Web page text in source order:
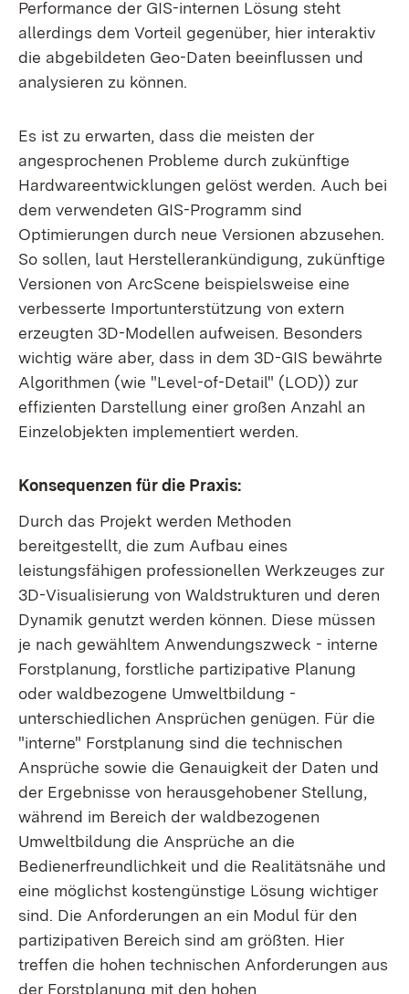
Performance der GIS-internen Lösung steht
allerdings dem Vorteil gegenüber, hier interaktiv
die abgebildeten Geo-Daten beeinflussen und
analysieren zu können.
Es ist zu erwarten, dass die meisten der
angesprochenen Probleme durch zukünftige
Hardwareentwicklungen gelöst werden. Auch bei
dem verwendeten GIS-Programm sind
Optimierungen durch neue Versionen abzusehen.
So sollen, laut Herstellerankündigung, zukünftige
Versionen von ArcScene beispielsweise eine
verbesserte Importunterstützung von extern
erzeugten 3D-Modellen aufweisen. Besonders
wichtig wäre aber, dass in dem 3D-GIS bewährte
Algorithmen (wie "Level-of-Detail" (LOD)) zur
effizienten Darstellung einer großen Anzahl an
Einzelobjekten implementiert werden.
Konsequenzen für die Praxis:
Durch das Projekt werden Methoden
bereitgestellt, die zum Aufbau eines
leistungsfähigen professionellen Werkzeuges zur
3D-Visualisierung von Waldstrukturen und deren
Dynamik genutzt werden können. Diese müssen
je nach gewähltem Anwendungszweck - interne
Forstplanung, forstliche partizipative Planung
oder waldbezogene Umweltbildung -
unterschiedlichen Ansprüchen genügen. Für die
"interne" Forstplanung sind die technischen
Ansprüche sowie die Genauigkeit der Daten und
der Ergebnisse von herausgehobener Stellung,
während im Bereich der waldbezogenen
Umweltbildung die Ansprüche an die
Bedienerfreundlichkeit und die Realitätsnähe und
eine möglichst kostengünstige Lösung wichtiger
sind. Die Anforderungen an ein Modul für den
partizipativen Bereich sind am größten. Hier
treffen die hohen technischen Anforderungen aus
der Forstplanung mit den hohen